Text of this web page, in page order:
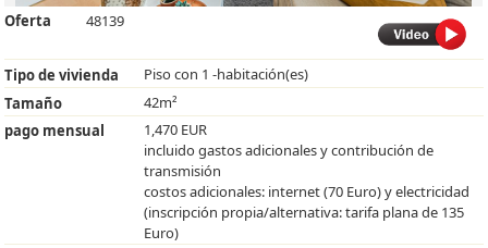
Oferta 48139
Tipo de vivienda
Piso con 1 -habitación(es)
Tamaño
42m²
pago mensual
1,470 EUR
incluido gastos adicionales y contribución de
transmisión
costos adicionales: internet (70 Euro) y electricidad
(inscripción propia/alternativa: tarifa plana de 135
Euro)